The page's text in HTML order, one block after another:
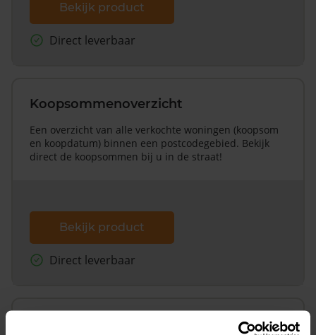
Bekijk product
Direct leverbaar
Koopsommenoverzicht
Een overzicht van alle verkochte woningen (koopsom
en koopdatum) binnen een postcodegebied. Bekijk
direct de koopsommen bij u in de straat!
Bekijk product
Direct leverbaar
Koopsommenoverzicht (1 jaar gratis